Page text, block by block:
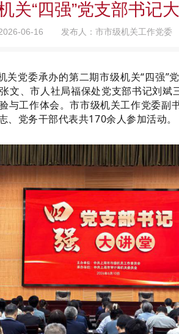
关“四强”党支部书记
06-16 发布人：市市级机关工作党委
党委承办的第二期市级机关“四强”
、市人社局福保处党支部书记刘斌
与工作体会。市市级机关工作党委副
党务干部代表共170余人参加活动。